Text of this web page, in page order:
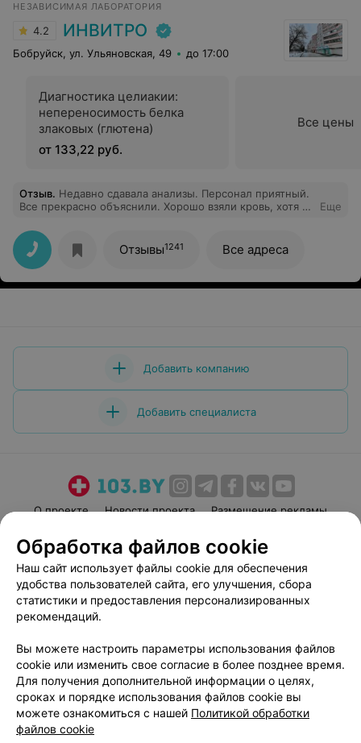
НЕЗАВИСИМАЯ ЛАБОРАТОРИЯ
4.2 ИНВИТРО
Бобруйск, ул. Ульяновская, 49 до 17:00
Диагностика целиакии:
непереносимость белка
злаковых (глютена)
от 133,22 руб.
Все цены
Отзыв. Недавно сдавала анализы. Персонал приятный.
Все прекрасно объяснили. Хорошо взяли кровь, хотя с
Еще
Отзывы1241 Все адреса
Добавить компанию
Добавить специалиста
О проекте Новости проекта
Размещение рекламы
Пользовательское соглашение
Способы оплаты
Вакансии
Партнеры
Написать руководителю 103.by
Персональные настройки cookie
Обработка персональных данных
Обработка файлов cookie
Наш сайт использует файлы cookie для обеспечения
удобства пользователей сайта, его улучшения, сбора
статистики и предоставления персонализированных
рекомендаций.
Вы можете настроить параметры использования файлов
cookie или изменить свое согласие в более позднее время.
Для получения дополнительной информации о целях,
сроках и порядке использования файлов cookie вы
можете ознакомиться с нашей Политикой обработки
файлов cookie